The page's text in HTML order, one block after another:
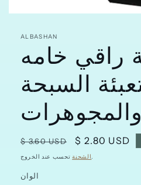
featured
ALBASHAN
راقي خامه
السبحة
سعر
عادي
$ 3.60 USD
سعر
البيع
$ 2.80 USD
الشحنةتحسب عند الخروج.
الوان